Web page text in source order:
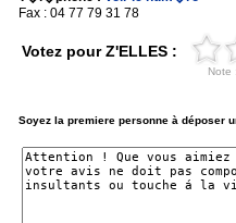
Fax : 04 77 79 31 78
Votez pour Z'ELLES :
Soyez la premiere personne à déposer